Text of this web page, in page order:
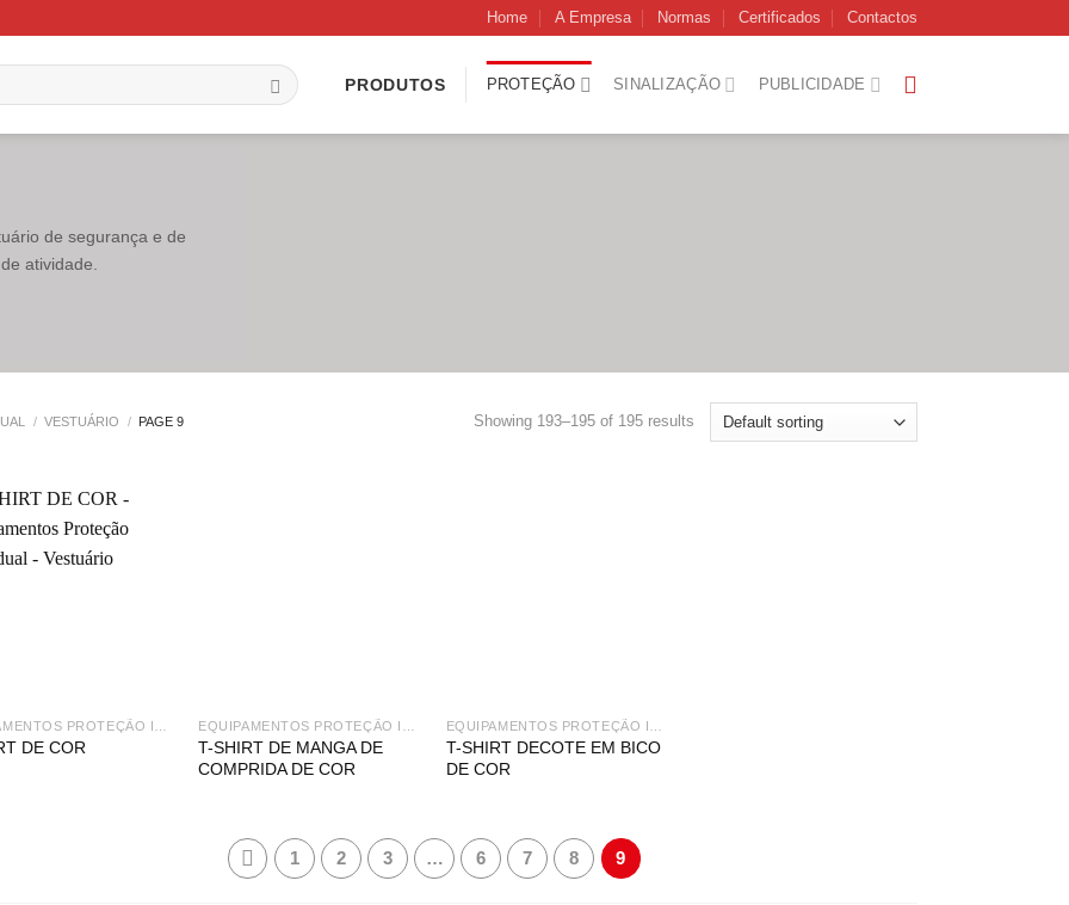
Home A Empresa Normas Certificados Contactos
PRODUTOS PROTEÇÃO SINALIZAÇÃO PUBLICIDADE
de segurança e de
atividade.
/ VESTUÁRIO / PAGE 9 Showing 193–195 of 195 results
DE COR
T-SHIRT DE MANGA DE
COMPRIDA DE COR
T-SHIRT DECOTE EM BICO
DE COR
1 2 3 … 6 7 8 9